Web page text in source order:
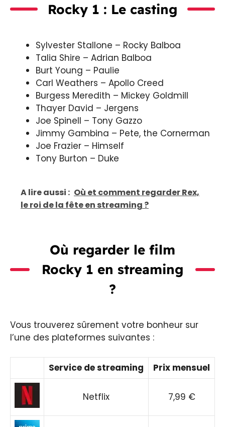
Rocky 1 : Le casting
Sylvester Stallone – Rocky Balboa
Talia Shire – Adrian Balboa
Burt Young – Paulie
Carl Weathers – Apollo Creed
Burgess Meredith – Mickey Goldmill
Thayer David – Jergens
Joe Spinell – Tony Gazzo
Jimmy Gambina – Pete, the Cornerman
Joe Frazier – Himself
Tony Burton – Duke
A lire aussi : Où et comment regarder Rex,
le roi de la fête en streaming ?
Où regarder le film
Rocky 1 en streaming
?
Vous trouverez sûrement votre bonheur sur
l’une des plateformes suivantes :
Service de streaming Prix mensuel
Netflix 7,99 €